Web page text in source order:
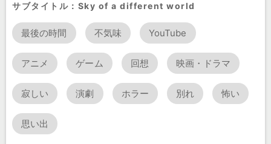
サブタイトル：Sky of a different world
最後の時間 不気味 YouTube
アニメ ゲーム 回想 映画・ドラマ
寂しい 演劇 ホラー 別れ 怖い
思い出